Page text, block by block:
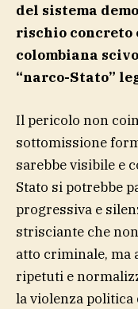
del sistema
rischio concreto
colombiana
“narco-Stato”
Il pericolo non
sottomissione
sarebbe visibile e
Stato si potrebbe
progressiva e
strisciante che
atto criminale, ma
ripetuti e
la violenza